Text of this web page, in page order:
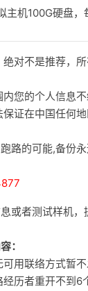
主机100G硬盘，
对不是推荐，
您的个人信息
证在中国任何
路的可能,备份
或者测试样机，
：
用联络方式暂不
历者重开不到6